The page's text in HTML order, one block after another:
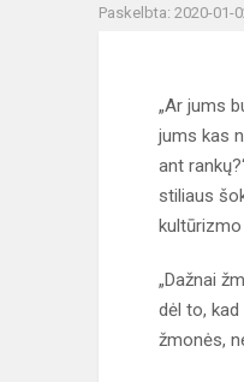
Paskelbta: 2020-01-
„Ar jums
jums kas
ant
stiliaus
„Dažnai
dėl to,
žmonės,